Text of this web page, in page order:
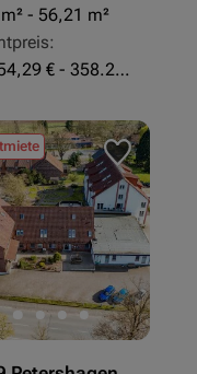
- 56,21 m²
324.754,29 € - 358.289,14 €